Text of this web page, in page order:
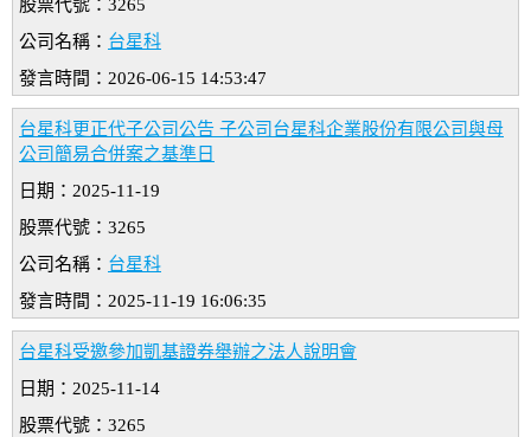
股票代號：3265
公司名稱： 台星科
發言時間：2026-06-15 14:53:47
台星科更正代子公司公告 子公司台星科企業股份有限公司與母
公司簡易合併案之基準日
日期：2025-11-19
股票代號：3265
公司名稱： 台星科
發言時間：2025-11-19 16:06:35
台星科受邀參加凱基證券舉辦之法人說明會
日期：2025-11-14
股票代號：3265